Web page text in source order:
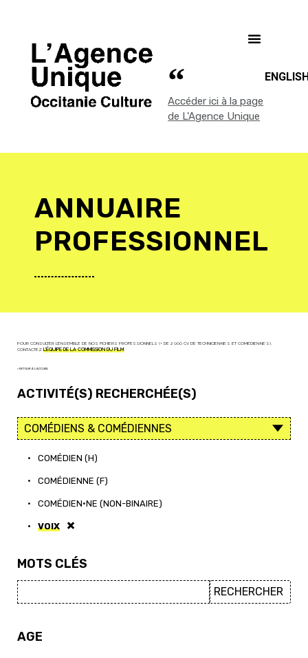
Accéder ici à la page
de L'Agence Unique
ANNUAIRE
PROFESSIONNEL
POUR CONSULTER L'ENSEMBLE DE NOS FICHIERS PROFESSIONNELS (+ DE 2 000 CV DE TECHNICIEN·NE·S ET COMÉDIEN·NE·S),
CONTACTEZ L'ÉQUIPE DE LA COMMISSION DU FILM
< RETOUR À L'ACCUEIL
ACTIVITÉ(S) RECHERCHÉE(S)
• COMÉDIEN (H)
• COMÉDIENNE (F)
• COMÉDIEN·NE (NON-BINAIRE)
• VOIX
MOTS CLÉS
AGE